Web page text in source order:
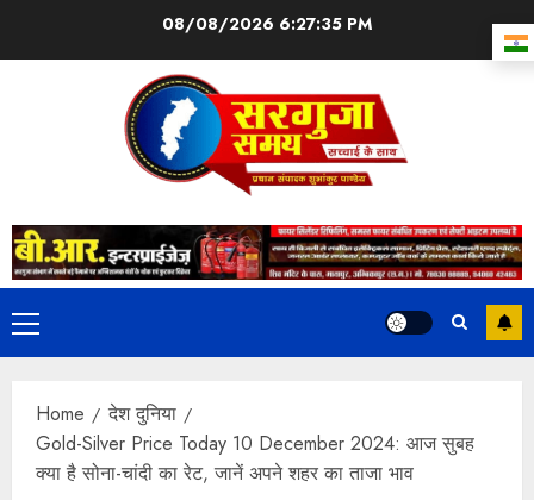
08/08/2026 6:27:36 PM
Home
देश दुनिया
Gold-Silver Price Today 10 December 2024: आज सुबह
क्या है सोना-चांदी का रेट, जानें अपने शहर का ताजा भाव